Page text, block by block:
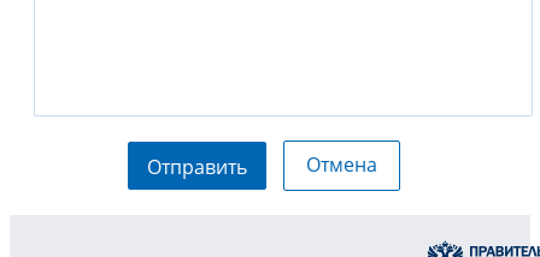
Отправить Отмена